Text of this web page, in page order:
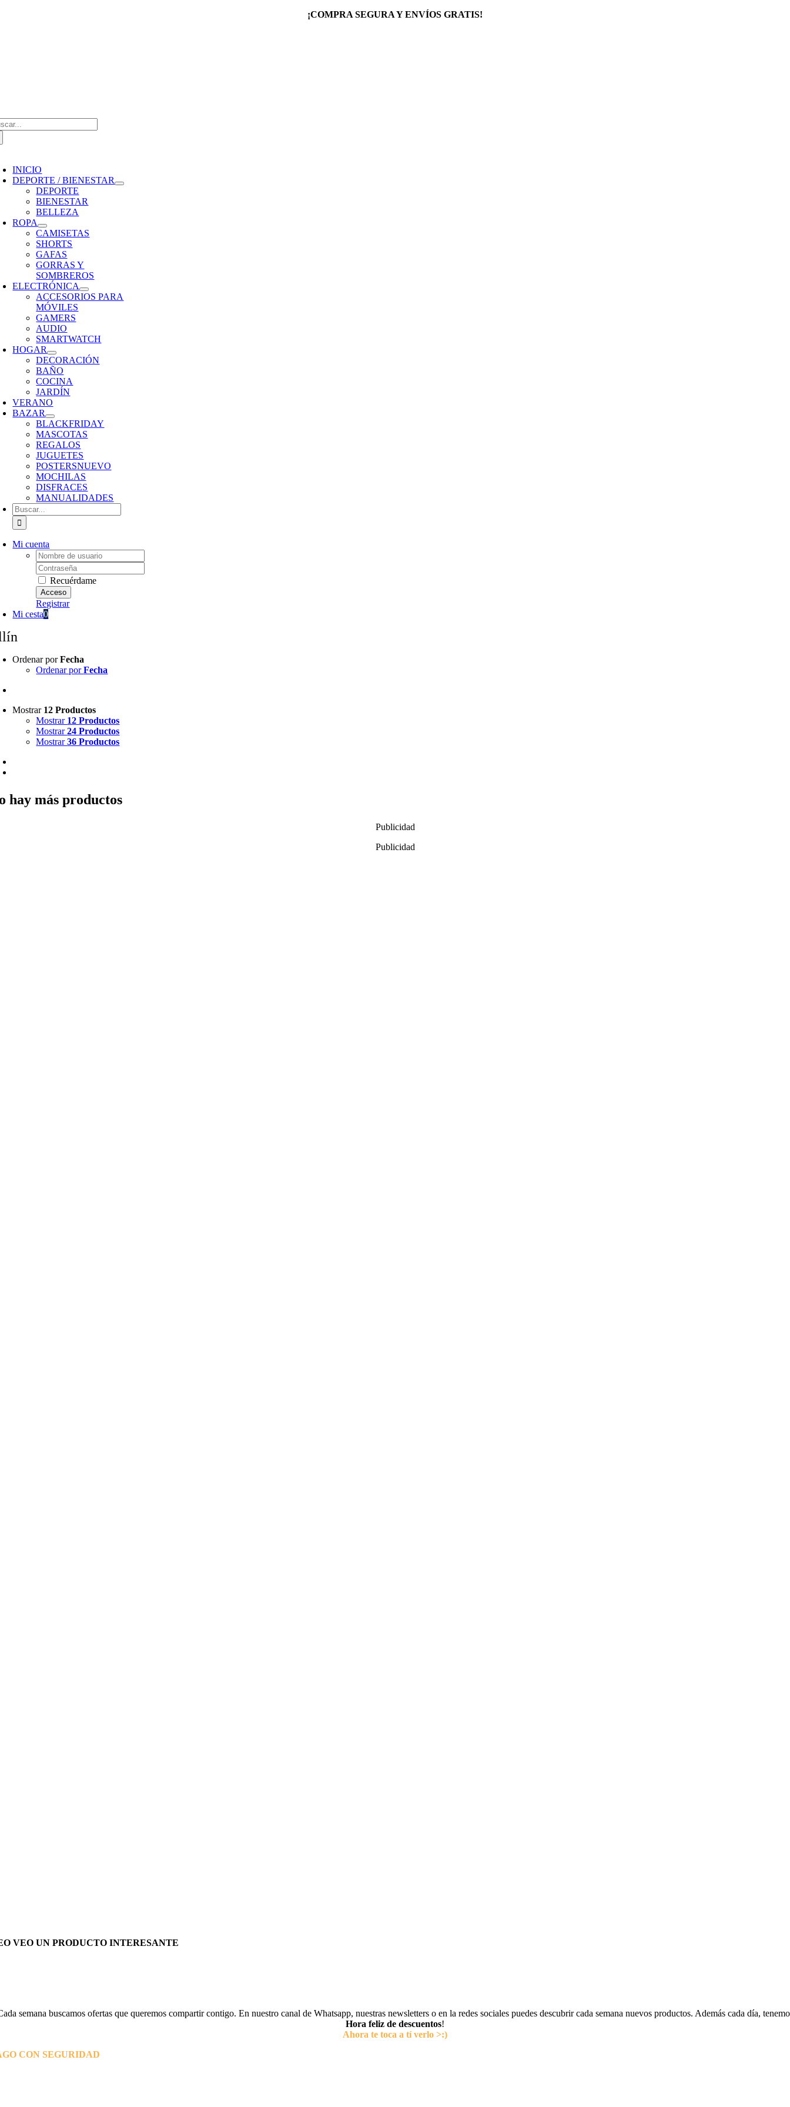
¡COMPRA SEGURA Y ENVÍOS GRATIS!
INICIO
DEPORTE / BIENESTAR
DEPORTE
BIENESTAR
BELLEZA
ROPA
CAMISETAS
SHORTS
GAFAS
GORRAS Y
SOMBREROS
ELECTRÓNICA
ACCESORIOS PARA
MÓVILES
GAMERS
AUDIO
SMARTWATCH
HOGAR
DECORACIÓN
BAÑO
COCINA
JARDÍN
VERANO
BAZAR
BLACKFRIDAY
MASCOTAS
REGALOS
JUGUETES
POSTERSNUEVO
MOCHILAS
DISFRACES
MANUALIDADES
Buscar:
Mi cuenta
Username:
Password:
Recuérdame
Registrar
Mi cesta0
Ordenar porFecha
Ordenar porFecha
Mostrar 12 Productos
Mostrar 12 Productos
Mostrar24 Productos
Mostrar36 Productos
hay más productos
Publicidad
Publicidad
VEO UN PRODUCTO INTERESANTE
semana buscamos ofertas que queremos compartir contigo. En nuestro canal de Whatsapp, nuestras newsletters o en la redes sociales puedes descubrir cada semana nuevos productos. Además cada día,
Hora feliz de descuentos!
Ahora te toca a tí verlo >:)
CON SEGURIDAD